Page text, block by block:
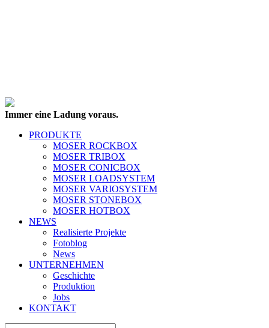
Immer eine Ladung voraus.
PRODUKTE
MOSER ROCKBOX
MOSER TRIBOX
MOSER CONICBOX
MOSER LOADSYSTEM
MOSER VARIOSYSTEM
MOSER STONEBOX
MOSER HOTBOX
NEWS
Realisierte Projekte
Fotoblog
News
UNTERNEHMEN
Geschichte
Produktion
Jobs
KONTAKT